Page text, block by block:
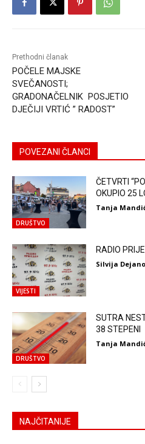
Prethodni članak
POČELE MAJSKE
SVEČANOSTI;
GRADONAČELNIK POSJETIO
DJEČIJI VRTIĆ ” RADOST”
POVEZANI ČLANCI
DRUŠTVO
ČETVRTI
OKUPIO 25
Tanja
VIJESTI
RADIO
Silvija
DRUŠTVO
SUTRA
38 STEPENI
Tanja
NAJČITANIJE